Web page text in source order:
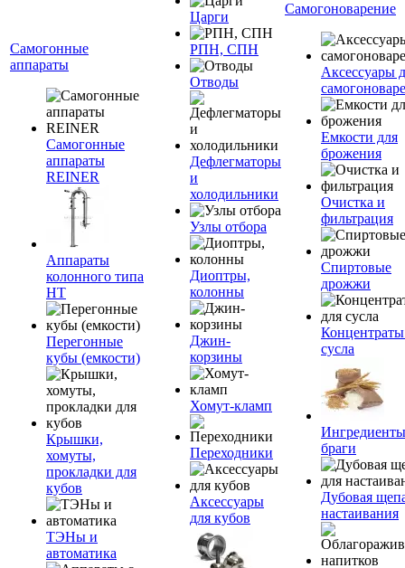
Самогонные
аппараты
Самогонные
аппараты
REINER
Аппараты
колонного типа
НТ
Перегонные
кубы (емкости)
Крышки,
хомуты,
прокладки для
кубов
ТЭНы и
автоматика
Царги
РПН, СПН
Отводы
Дефлегматоры
и
холодильники
Узлы отбора
Диоптры,
колонны
Джин-
корзины
Хомут-кламп
Переходники
Аксессуары
для кубов
Самогоноварение
Аксессуары
Емкости для
брожения
Очистка и
фильтрация
Спиртовые
дрожжи
сусла
браги
Дубовая
настаивания